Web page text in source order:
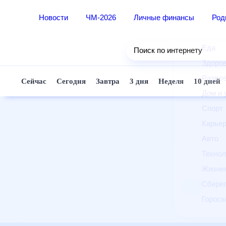
Новости ЧМ-2026 Личные финансы
Поиск по интернету
Сейчас Сегодня Завтра 3 дня Неделя 10